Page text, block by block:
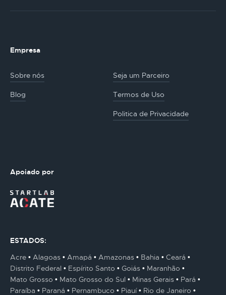
Empresa
Sobre nós Seja um Parceiro
Blog Termos de Uso
Politica de Privacidade
Apoiado por
ESTADOS:
Acre
Alagoas Amapá Amazonas Bahia
Ceará
Distrito Federal
Espírito Santo Goiás
Maranhão
Mato Grosso
Mato Grosso do Sul Minas Gerais
Pará
Paraíba
Paraná Pernambuco Piauí Rio de Janeiro